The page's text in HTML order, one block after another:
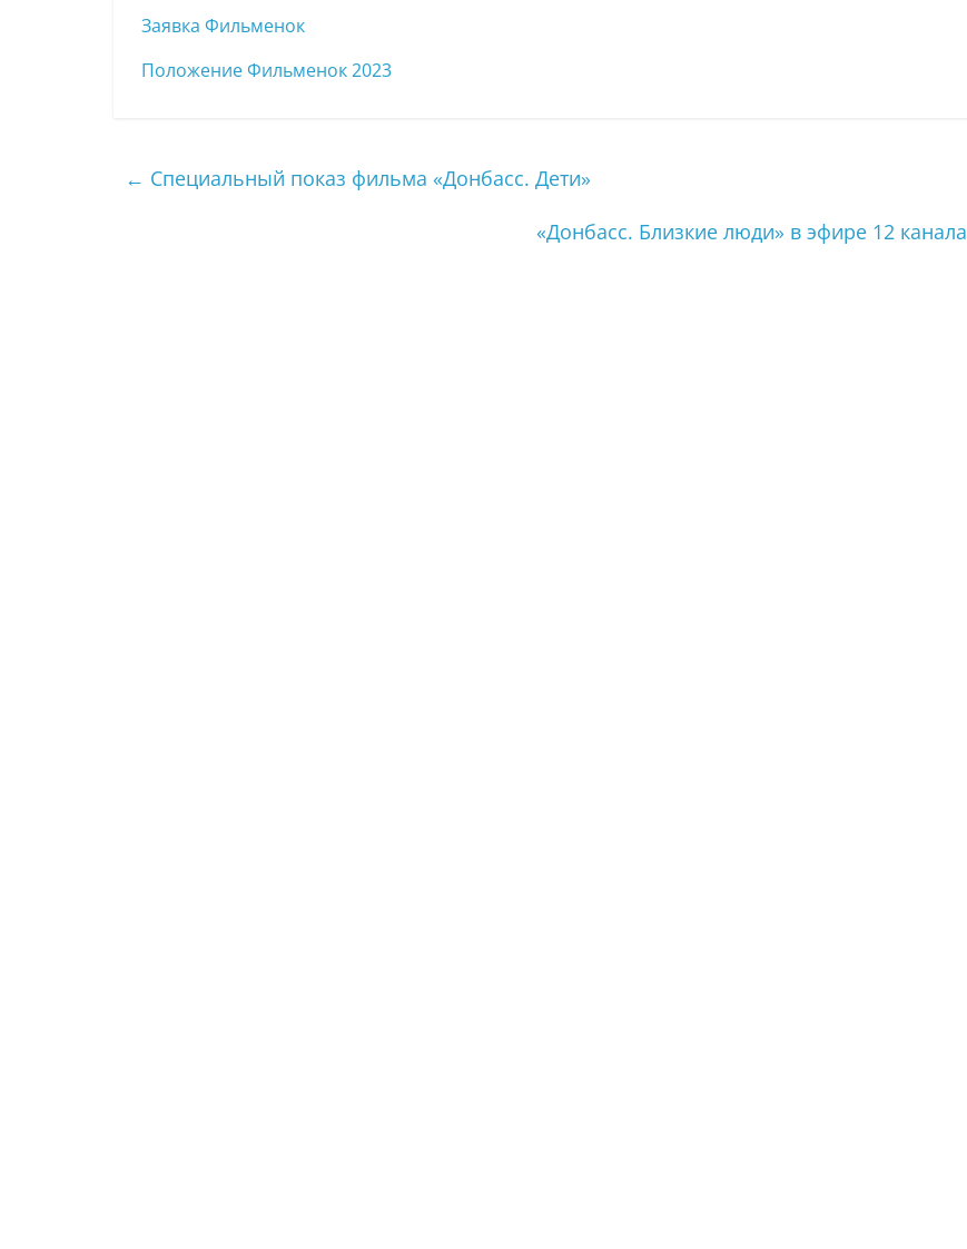
Заявка Фильменок
Положение Фильменок 2023
← Специальный показ фильма «Донбасс. Дети»
«Донбасс. Близкие люди» в эфире 12 канала